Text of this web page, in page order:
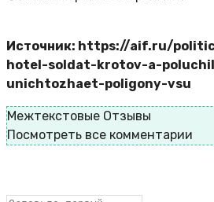
Источник: https://aif.ru/
hotel-soldat-krotov-a-
unichtozhaet-poligony-vsu
Межтекстовые Отзывы
Посмотреть все комментарии